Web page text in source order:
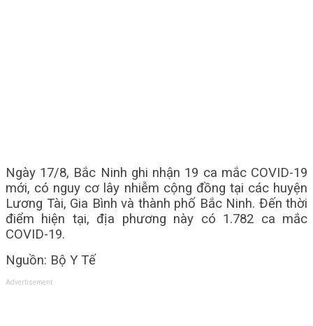
Ngày 17/8, Bắc Ninh ghi nhận 19 ca mắc COVID-19
mới, có nguy cơ lây nhiễm cộng đồng tại các huyện
Lương Tài, Gia Bình và thành phố Bắc Ninh. Đến thời
điểm hiện tại, địa phương này có 1.782 ca mắc
COVID-19.
Nguồn: Bộ Y Tế
Advertisement